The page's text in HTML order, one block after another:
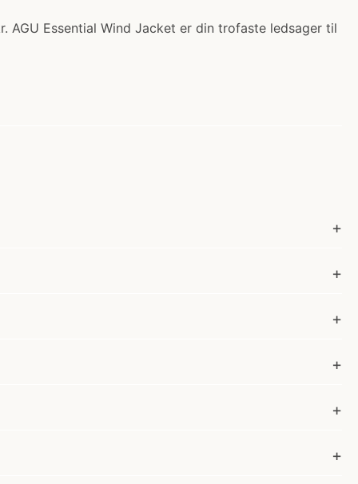
AGU Essential Wind Jacket er din trofaste ledsager til